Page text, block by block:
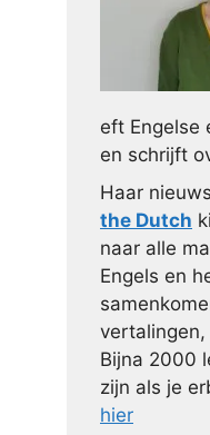
eft Engelse
en schrijft
Haar
the Dutch
naar alle
Engels en
vertalingen,
Bijna 2000
zijn als je
hier